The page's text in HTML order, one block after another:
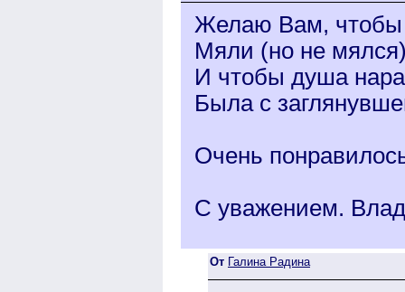
Желаю Вам, чтобы
Мяли (но не
И чтобы душа
Была с
Очень
С уважением.
От Галина Радина